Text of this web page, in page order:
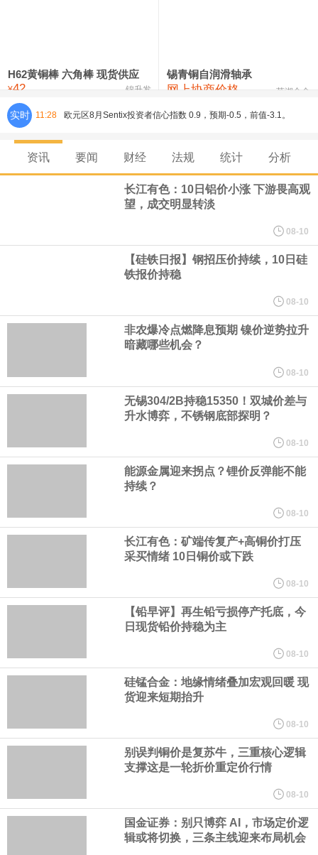
氯化镍 38,300—40,300 39,300 0
H62黄铜棒 六角棒 现货供应
¥42 锦升发
锡青铜自润滑轴承
网上协商价格 芜湖合金
实时 11:28 欧元区8月Sentix投资者信心指数 0.9，预期-0.5，前值-3.1。
8月10日，人民币对美元即期汇率盘中最高升至6.7439，创下2023
年2月6日以来的3年多新高。工银亚洲在展望下半年人民币走势时认
括：一是下半年预计出口延续韧性增长，关注地缘风险及关税政策
人民币资产，资金净流入支持人民币中枢走强；三是美元对人民币
《天津市智能机器人产业创新发展行动方案（2026—2028年）印发
国家发展改革委、国家能源局印发《煤炭工业发展“十五五”规划》。
其中指出，统筹资源开发条件、市场需求、运输通道、环境约束等
因素，有序推进煤炭资源开发。西部资源富集地区强化开发整体规
划，完善上下游开发利用体系，提升跨区域协同保障能力。持续推
进山西、蒙西、蒙东、陕北、新疆煤炭供应保障基地建设，高标准
规划建设一批大型现代化煤矿，提升规模化集约化开发水平，2030
年，五大煤炭供应保障基地产量占全国比重超80%。东中部地区统
筹本地区用能需求，合理控制开发节奏，根据资源条件加强评估论
证，适度建设接续煤矿。
国家发展改革委、国家能源局印发《煤炭工业发展“十五五”规划》。
其中提到，提高资源开发准入标准。坚持先立后破，统筹煤矿关闭
资讯 要闻 财经 法规 统计 分析
长江有色：10日铝价小涨 下游畏高观
望，成交明显转淡
08-10
【硅铁日报】钢招压价持续，10日硅
铁报价持稳
08-10
非农爆冷点燃降息预期 镍价逆势拉升
暗藏哪些机会？
08-10
无锡304/2B持稳15350！双城价差与
升水博弈，不锈钢底部探明？
08-10
能源金属迎来拐点？锂价反弹能不能
持续？
08-10
长江有色：矿端传复产+高铜价打压
采买情绪 10日铜价或下跌
08-10
【铅早评】再生铅亏损停产托底，今
日现货铅价持稳为主
08-10
硅锰合金：地缘情绪叠加宏观回暖 现
货迎来短期抬升
08-10
别误判铜价是复苏牛，三重核心逻辑
支撑这是一轮折价重定价行情
08-10
国金证券：别只博弈 AI，市场定价逻
辑或将切换，三条主线迎来布局机会